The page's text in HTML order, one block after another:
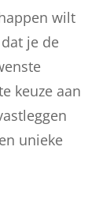
wilt
je de
keuze aan
unieke